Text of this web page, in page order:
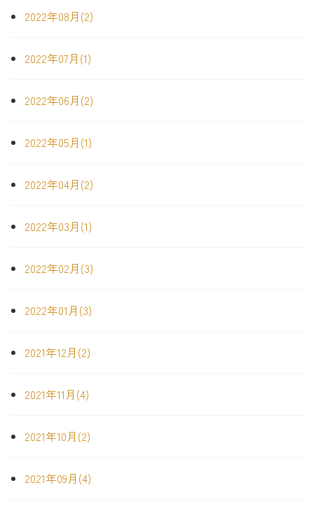
2022年08月(2)
2022年07月(1)
2022年06月(2)
2022年05月(1)
2022年04月(2)
2022年03月(1)
2022年02月(3)
2022年01月(3)
2021年12月(2)
2021年11月(4)
2021年10月(2)
2021年09月(4)